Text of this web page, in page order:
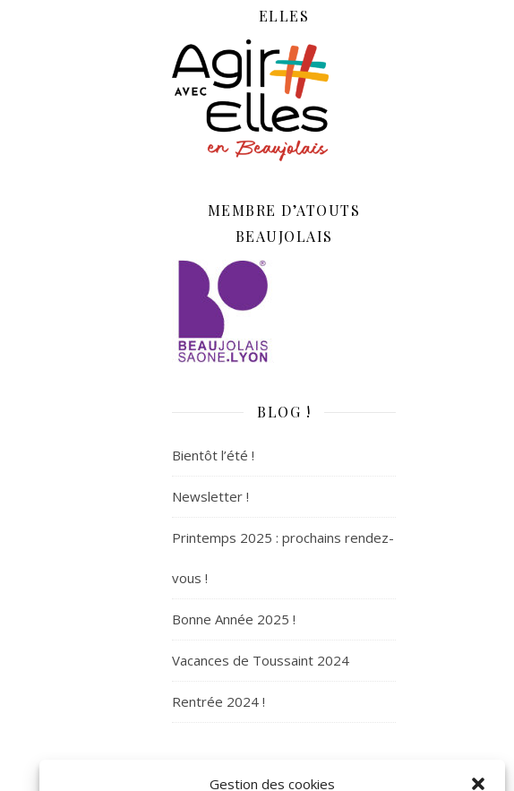
Gestion des cookies
ELLES
MEMBRE D’ATOUTS
BEAUJOLAIS
BLOG !
Bientôt l’été !
Newsletter !
Printemps 2025 : prochains rendez-
vous !
Bonne Année 2025 !
Vacances de Toussaint 2024
Rentrée 2024 !